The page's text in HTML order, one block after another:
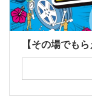
【その場でも